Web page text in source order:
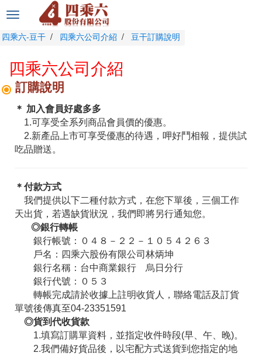
選
切
四乘六-豆干 四乘六公司介紹 豆干訂購說明
四乘六公司介紹
訂購說明
＊ 加入會員好處多多
1.可享受全系列商品會員價的優惠。
2.新產品上市可享受優惠的待遇，呷好鬥相報，提供試
吃品贈送。
＊付款方式
我們提供以下二種付款方式，在您下單後，三個工作
天出貨，若遇缺貨狀況，我們即將另行通知您。
◎銀行轉帳
銀行帳號：０４８－２２－１０５４２６３
戶名：四乘六股份有限公司林炳坤
銀行名稱：台中商業銀行 烏日分行
銀行代號：０５３
轉帳完成請於收據上註明收貨人，聯絡電話及訂貨
單號後傳真至04-23351591
◎貨到代收貨款
1.填寫訂購單資料，並指定收件時段(早、午、晚)。
2.我們備好貨品後，以宅配方式送貨到您指定的地